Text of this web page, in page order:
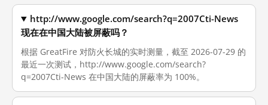
http://www.google.com/search?q=2007Cti-News
现在在中国大陆被屏蔽吗？
根据 GreatFire 对防火长城的实时测量，截至 2026-07-29 的
最近一次测试，http://www.google.com/search?
q=2007Cti-News 在中国大陆的屏蔽率为 100%。